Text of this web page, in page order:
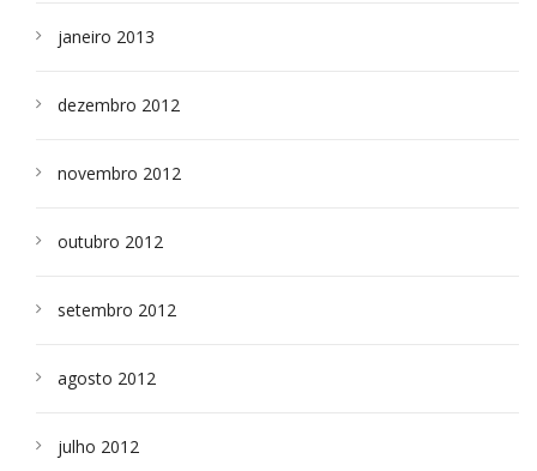
janeiro 2013
dezembro 2012
novembro 2012
outubro 2012
setembro 2012
agosto 2012
julho 2012